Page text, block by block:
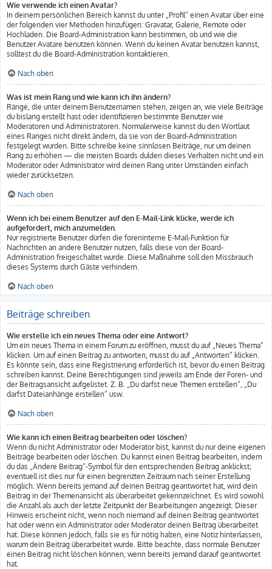
Wie verwende ich einen Avatar?
In deinem persönlichen Bereich kannst du unter „Profil“ einen Avatar über eine
der folgenden vier Methoden hinzufügen: Gravatar, Galerie, Remote oder
Hochladen. Die Board-Administration kann bestimmen, ob und wie die
Benutzer Avatare benutzen können. Wenn du keinen Avatar benutzen kannst,
solltest du die Board-Administration kontaktieren.
Nach oben
Was ist mein Rang und wie kann ich ihn ändern?
Ränge, die unter deinem Benutzernamen stehen, zeigen an, wie viele Beiträge
du bislang erstellt hast oder identifizieren bestimmte Benutzer wie
Moderatoren und Administratoren. Normalerweise kannst du den Wortlaut
eines Ranges nicht direkt ändern, da sie von der Board-Administration
festgelegt wurden. Bitte schreibe keine sinnlosen Beiträge, nur um deinen
Rang zu erhöhen — die meisten Boards dulden dieses Verhalten nicht und ein
Moderator oder Administrator wird deinen Rang unter Umständen einfach
wieder zurücksetzen.
Nach oben
Wenn ich bei einem Benutzer auf den E-Mail-Link klicke, werde ich
aufgefordert, mich anzumelden.
Nur registrierte Benutzer dürfen die foreninterne E-Mail-Funktion für
Nachrichten an andere Benutzer nutzen, falls diese von der Board-
Administration freigeschaltet wurde. Diese Maßnahme soll den Missbrauch
dieses Systems durch Gäste verhindern.
Nach oben
Beiträge schreiben
Wie erstelle ich ein neues Thema oder eine Antwort?
Um ein neues Thema in einem Forum zu eröffnen, musst du auf „Neues Thema“
klicken. Um auf einen Beitrag zu antworten, musst du auf „Antworten“ klicken.
Es könnte sein, dass eine Registrierung erforderlich ist, bevor du einen Beitrag
schreiben kannst. Deine Berechtigungen sind jeweils am Ende der Foren- und
der Beitragsansicht aufgelistet. Z. B. „Du darfst neue Themen erstellen“, „Du
darfst Dateianhänge erstellen“ usw.
Nach oben
Wie kann ich einen Beitrag bearbeiten oder löschen?
Wenn du nicht Administrator oder Moderator bist, kannst du nur deine eigenen
Beiträge bearbeiten oder löschen. Du kannst einen Beitrag bearbeiten, indem
du das „Ändere Beitrag“-Symbol für den entsprechenden Beitrag anklickst;
eventuell ist dies nur für einen begrenzten Zeitraum nach seiner Erstellung
möglich. Wenn bereits jemand auf deinen Beitrag geantwortet hat, wird dein
Beitrag in der Themenansicht als überarbeitet gekennzeichnet. Es wird sowohl
die Anzahl als auch der letzte Zeitpunkt der Bearbeitungen angezeigt. Dieser
Hinweis erscheint nicht, wenn noch niemand auf deinen Beitrag geantwortet
hat oder wenn ein Administrator oder Moderator deinen Beitrag überarbeitet
hat. Diese können jedoch, falls sie es für nötig halten, eine Notiz hinterlassen,
warum dein Beitrag überarbeitet wurde. Bitte beachte, dass normale Benutzer
einen Beitrag nicht löschen können, wenn bereits jemand darauf geantwortet
hat.